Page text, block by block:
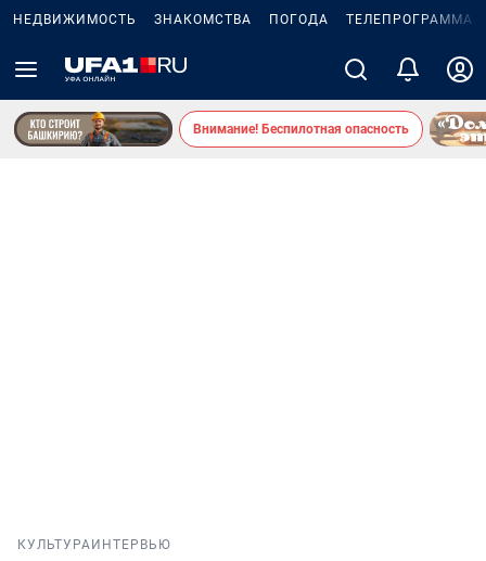
НЕДВИЖИМОСТЬ ЗНАКОМСТВА ПОГОДА ТЕЛЕПРОГРАММА
Внимание! Беспилотная опасность
КУЛЬТУРА ИНТЕРВЬЮ